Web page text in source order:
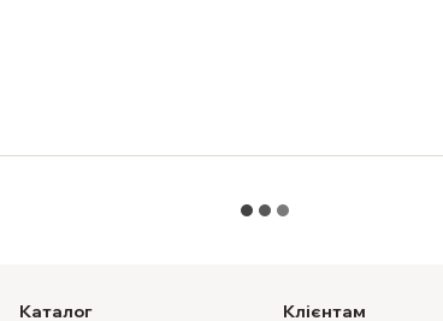
Каталог Клієнтам